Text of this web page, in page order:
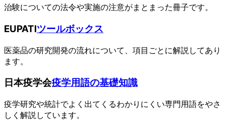
治験についての法令や実施の注意がまとまった冊子です。
EUPATIツールボックス
医薬品の研究開発の流れについて、項目ごとに解説してあり
ます。
日本疫学会疫学用語の基礎知識
疫学研究や統計でよく出てくるわかりにくい専門用語をやさ
しく解説しています。